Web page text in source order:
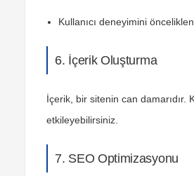
Kullanıcı deneyimini
6. İçerik Oluşturma
İçerik, bir sitenin can damarıdır.
etkileyebilirsiniz.
7. SEO Optimizasyonu